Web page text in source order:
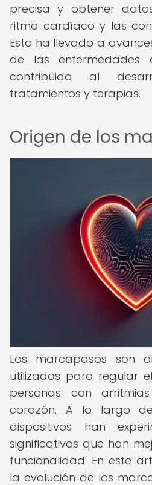
precisa y obtener
ritmo cardíaco y las
Esto ha llevado a
de las
contribuido al
tratamientos y terapias.
Origen de los
Los marcapasos son
utilizados para regular
personas con
corazón. A lo largo
dispositivos han
significativos que han
funcionalidad. En este
la evolución de los